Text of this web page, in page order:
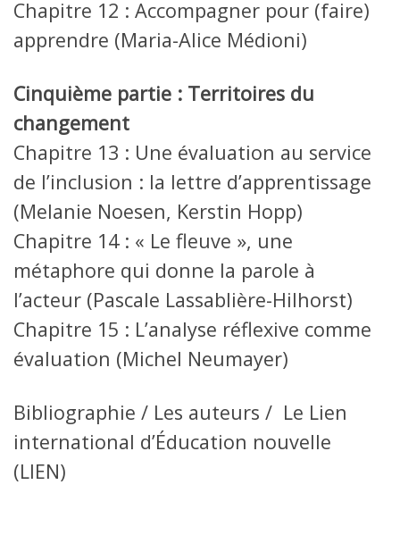
Chapitre 12 : Accompagner pour (faire)
apprendre (Maria-Alice Médioni)
Cinquième partie : Territoires du
changement
Chapitre 13 : Une évaluation au service
de l’inclusion : la lettre d’apprentissage
(Melanie Noesen, Kerstin Hopp)
Chapitre 14 : « Le fleuve », une
métaphore qui donne la parole à
l’acteur (Pascale Lassablière-Hilhorst)
Chapitre 15 : L’analyse réflexive comme
évaluation (Michel Neumayer)
Bibliographie / Les auteurs / Le Lien
international d’Éducation nouvelle
(LIEN)